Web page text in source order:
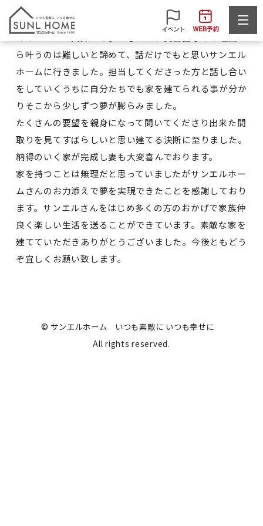
Y様
マイホームは夫婦での夢でしたが、資金面などの理由か
ら叶うのは難しいと諦めて、話だけでもと思いサンエル
ホームに行きました。担当してくださった方と話し合い
をしていくうちに自分たちでも家を建てられる事が分か
りそこから少しずつ夢が膨らみました。
たくさんの要望を親身になって聞いてくださり出来た間
取りを見てすばらしいと思い建てる決断に至りました。
納得のいく家が完成し妻も大変喜んでおります。
家を持つことは無理だと思っていましたがサンエルホー
ムさんのお力添えで夢を実現できたことを感謝しており
ます。サンエルさんをはじめ多くの方のおかげで家族仲
良く楽しい生活を送ることができています。素敵な家を
建てていただきありがとうございました。今後ともどう
ぞ宜しくお願い致します。
© サンエルホーム いつも素敵に いつも幸せに
All rights reserved.